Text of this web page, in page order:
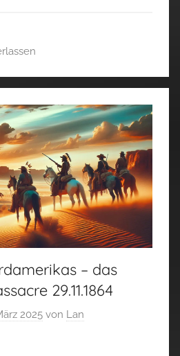
– das
29.11.1864
2025 von Lan